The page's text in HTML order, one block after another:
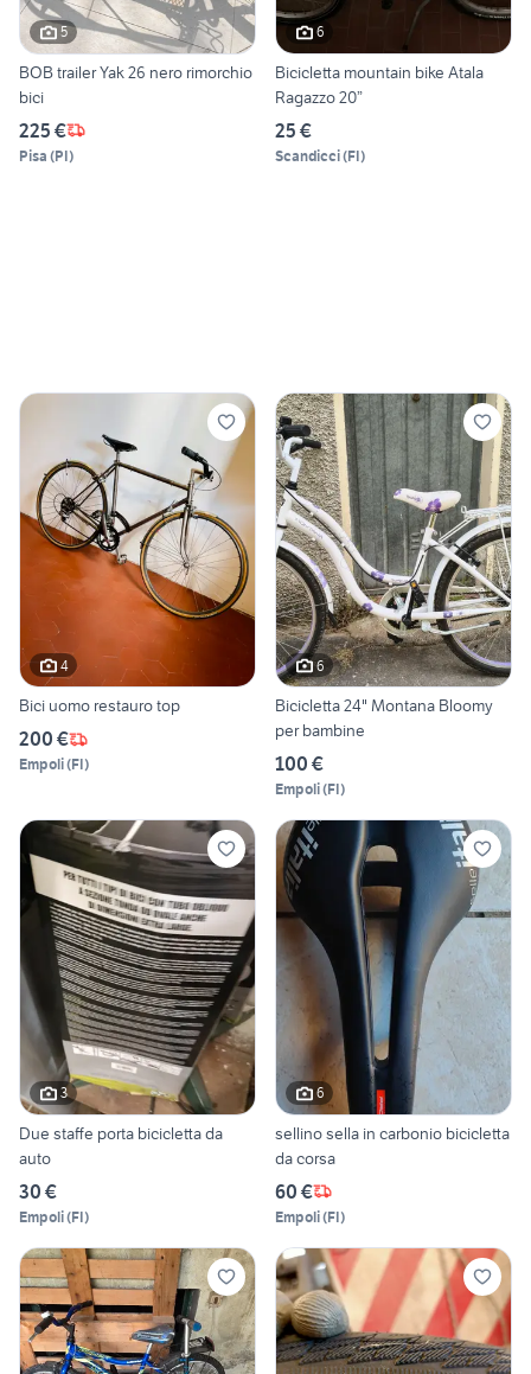
5
BOB trailer Yak 26 nero rimorchio
bici
225 €
Pisa (PI)
6
Bicicletta mountain bike Atala
Ragazzo 20”
25 €
Scandicci(FI)
4
Bici uomo restauro top
200 €
Empoli(FI)
6
Bicicletta 24" Montana Bloomy
per bambine
100 €
Empoli(FI)
3
Due staffe porta bicicletta da
auto
30 €
Empoli(FI)
6
sellino sella in carbonio bicicletta
da corsa
60 €
Empoli(FI)